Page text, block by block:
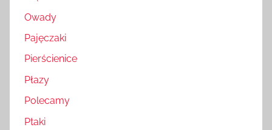
Owady
Pajęczaki
Pierścienice
Płazy
Polecamy
Ptaki